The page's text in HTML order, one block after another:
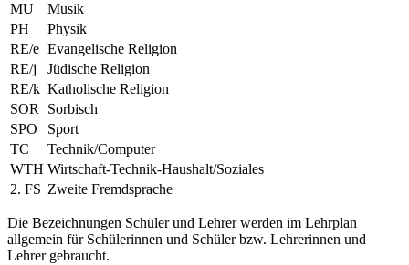
MU
Musik
PH
Physik
RE/e Evangelische Religion
RE/j
Jüdische Religion
RE/k Katholische Religion
SOR
Sorbisch
SPO
Sport
TC
Technik/Computer
WTH Wirtschaft-Technik-Haushalt/Soziales
2. FS Zweite Fremdsprache
Die Bezeichnungen Schüler und Lehrer werden im Lehrplan
allgemein für Schülerinnen und Schüler bzw. Lehrerinnen und
Lehrer gebraucht.